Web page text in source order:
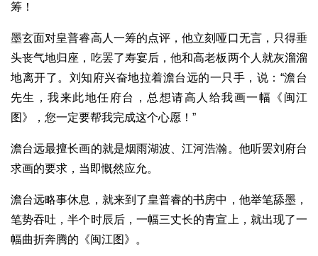
筹！
墨玄面对皇普睿高人一筹的点评，他立刻哑口无言，只得垂
头丧气地归座，吃罢了寿宴后，他和高老板两个人就灰溜溜
地离开了。刘知府兴奋地拉着澹台远的一只手，说：“澹台
先生，我来此地任府台，总想请高人给我画一幅《闽江
图》，您一定要帮我完成这个心愿！”
澹台远最擅长画的就是烟雨湖波、江河浩瀚。他听罢刘府台
求画的要求，当即慨然应允。
澹台远略事休息，就来到了皇普睿的书房中，他举笔舔墨，
笔势吞吐，半个时辰后，一幅三丈长的青宣上，就出现了一
幅曲折奔腾的《闽江图》。